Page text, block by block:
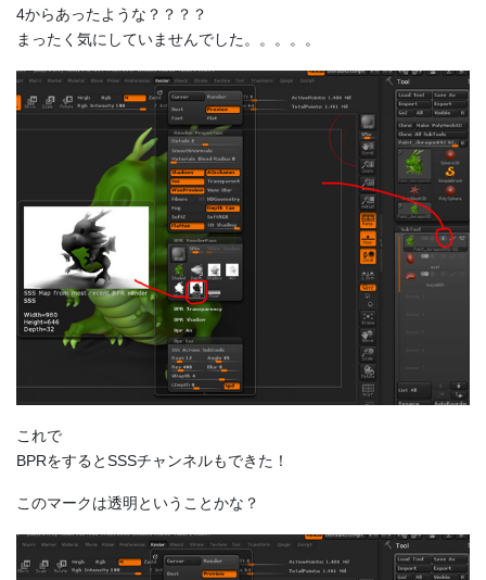
4からあったような？？？？
まったく気にしていませんでした。。。。。
これで
BPRをするとSSSチャンネルもできた！
このマークは透明ということかな？